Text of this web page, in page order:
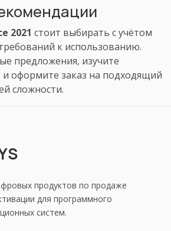
2021 стоит выбирать с учётом
к использованию.
предложения, изучите
оформите заказ на подходящий
сложности.
продуктов по продаже
для программного
систем.